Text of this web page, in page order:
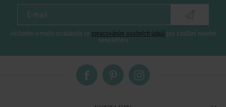
vložením e-mailu souhlasíte se zpracováním osobních údajů pro zasílání našeho
newsletteru